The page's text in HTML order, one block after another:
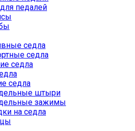
педалей
седла
седла
седла
седла
штыри
зажимы
на седла